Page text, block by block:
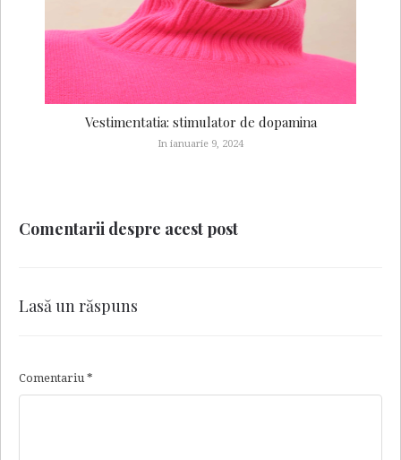
Vestimentatia: stimulator de dopamina
In ianuarie 9, 2024
Comentarii despre acest post
Lasă un răspuns
Comentariu *